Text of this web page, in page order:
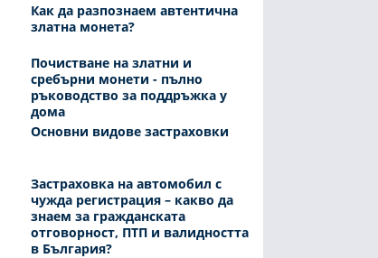
Как да разпознаем автентична
златна монета?
Почистване на златни и
сребърни монети - пълно
ръководство за поддръжка у
дома
Основни видове застраховки
Застраховка на автомобил с
чужда регистрация – какво да
знаем за гражданската
отговорност, ПТП и валидността
в България?